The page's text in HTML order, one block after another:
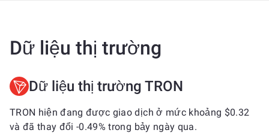
Dữ liệu thị trường
Dữ liệu thị trường TRON
TRON hiện đang được giao dịch ở mức khoảng $0.32
và đã thay đổi -0.49% trong bảy ngày qua.